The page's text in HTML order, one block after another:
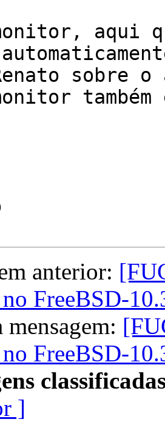
aqui
sobre
anterior:
FreeBSD-
FreeBSD-
]